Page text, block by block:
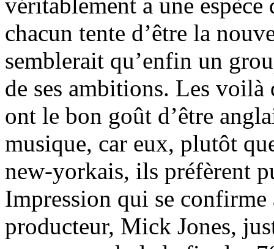
chacun tente d’être la
semblerait qu’enfin un
de ses ambitions. Les
ont le bon goût d’être
musique, car eux, plutôt
new-yorkais, ils préfèrent
Impression qui se
producteur, Mick Jones,